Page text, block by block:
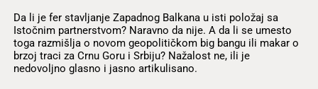
Da li je fer stavljanje Zapadnog Balkana u isti položaj sa
Istočnim partnerstvom? Naravno da nije. A da li se umesto
toga razmišlja o novom geopolitičkom big bangu ili makar o
brzoj traci za Crnu Goru i Srbiju? Nažalost ne, ili je
nedovoljno glasno i jasno artikulisano.